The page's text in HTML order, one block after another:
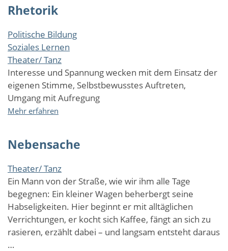
unterwegs.
Theater
für
Schulen.
Rhetorik
Politische Bildung
Soziales Lernen
Theater/ Tanz
Interesse und Spannung wecken mit dem Einsatz der
eigenen Stimme, Selbstbewusstes Auftreten,
Umgang mit Aufregung
Mehr erfahren
Nebensache
Theater/ Tanz
Ein Mann von der Straße, wie wir ihm alle Tage
begegnen: Ein kleiner Wagen beherbergt seine
Habseligkeiten. Hier beginnt er mit alltäglichen
Verrichtungen, er kocht sich Kaffee, fängt an sich zu
rasieren, erzählt dabei – und langsam entsteht daraus
…